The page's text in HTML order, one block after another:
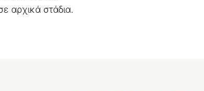
αρχικά στάδια.